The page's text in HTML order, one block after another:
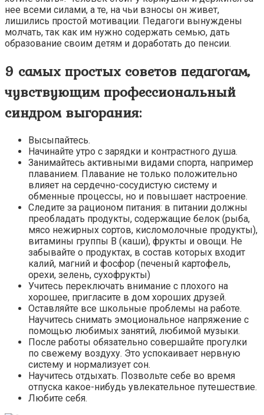
нее всеми силами, а те, на чьи взносы он живет,
лишились простой мотивации. Педагоги вынуждены
молчать, так как им нужно содержать семью, дать
образование своим детям и доработать до пенсии.
9 самых простых советов педагогам,
чувствующим профессиональный
синдром выгорания:
Высыпайтесь.
Начинайте утро с зарядки и контрастного душа.
Занимайтесь активными видами спорта, например
плаванием. Плавание не только положительно
влияет на сердечно-сосудистую систему и
обменные процессы, но и повышает настроение.
Следите за рационом питания: в питании должны
преобладать продукты, содержащие белок (рыба,
мясо нежирных сортов, кисломолочные продукты),
витамины группы В (каши), фрукты и овощи. Не
забывайте о продуктах, в состав которых входит
калий, магний и фосфор (печеный картофель,
орехи, зелень, сухофрукты)
Учитесь переключать внимание с плохого на
хорошее, пригласите в дом хороших друзей.
Оставляйте все школьные проблемы на работе.
Научитесь снимать эмоциональное напряжение с
помощью любимых занятий, любимой музыки.
После работы обязательно совершайте прогулки
по свежему воздуху. Это успокаивает нервную
систему и нормализует сон.
Научитесь отдыхать. Позвольте себе во время
отпуска какое-нибудь увлекательное путешествие.
Любите себя.